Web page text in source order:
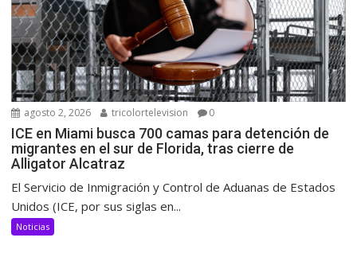
agosto 2, 2026 tricolortelevision 0
ICE en Miami busca 700 camas para detención de
migrantes en el sur de Florida, tras cierre de
Alligator Alcatraz
El Servicio de Inmigración y Control de Aduanas de Estados
Unidos (ICE, por sus siglas en...
Noticias